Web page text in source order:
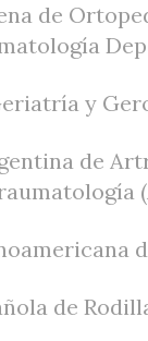
de
y
de
de